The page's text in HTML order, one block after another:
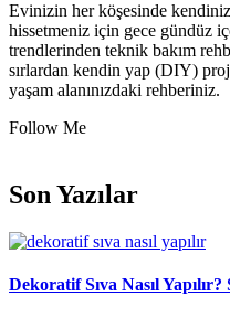
Evinizin her köşesinde
hissetmeniz için gece gündüz
trendlerinden teknik bakım
sırlardan kendin yap (DIY)
yaşam alanınızdaki rehberiniz.
Follow Me
Son Yazılar
Dekoratif Sıva Nasıl